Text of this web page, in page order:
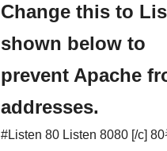
Change this to
shown below to
prevent Apache
addresses.
#Listen 80 Listen 8080 [/c]